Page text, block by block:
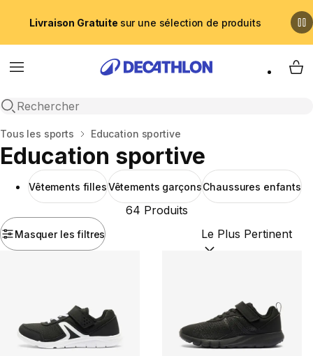
Livraison Gratuite sur une sélection de produits
Menu
Recherche ouverte
My
Accueil
Tous les sports Education sportive
Education sportive
Vêtements fillesVêtements garçonsChaussures enfants
Masquer les filtres
64 Produits
Trier par :(optional)